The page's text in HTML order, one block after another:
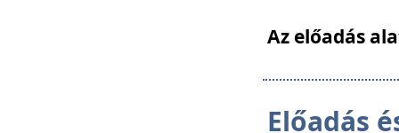
Az előadás
Előadás